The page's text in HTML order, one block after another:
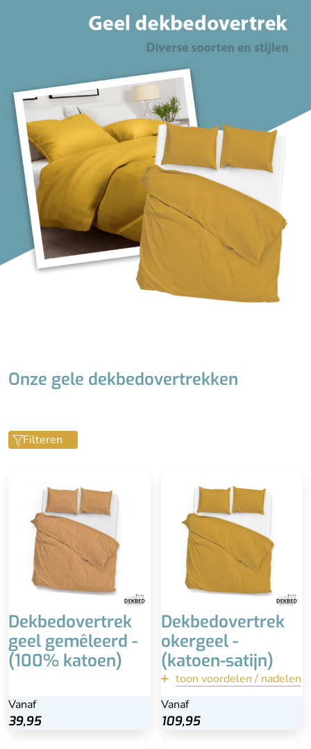
Onze gele dekbedovertrekken
Filteren
Dekbedovertrek
geel gemêleerd -
(100% katoen)
Vanaf
39,95
Dekbedovertrek
okergeel -
(katoen-satijn)
toon voordelen / nadelen
Vanaf
109,95
Inclusief okergele
kussenslopen (60x70) -
een enkele kussensloop
bij 1-persoons overtrek
Extra lange instopstrook
Wassen op 40 of 60 °C
terug
Bekijk